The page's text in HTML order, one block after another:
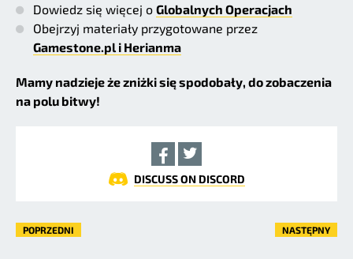
Dowiedz się więcej o Globalnych Operacjach
Obejrzyj materiały przygotowane przez
Gamestone.pl i Herianma
Mamy nadzieje że zniżki się spodobały, do zobaczenia
na polu bitwy!
DISCUSS ON DISCORD
POPRZEDNI NASTĘPNY